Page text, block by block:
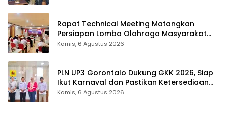
Rapat Technical Meeting Matangkan
Persiapan Lomba Olahraga Masyarakat
Tingkat Provinsi Gorontalo
Kamis, 6 Agustus 2026
PLN UP3 Gorontalo Dukung GKK 2026, Siap
Ikut Karnaval dan Pastikan Ketersediaan
Listrik
Kamis, 6 Agustus 2026